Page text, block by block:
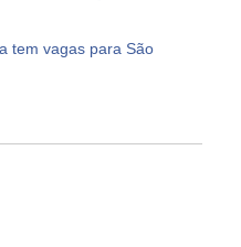
tem vagas para São